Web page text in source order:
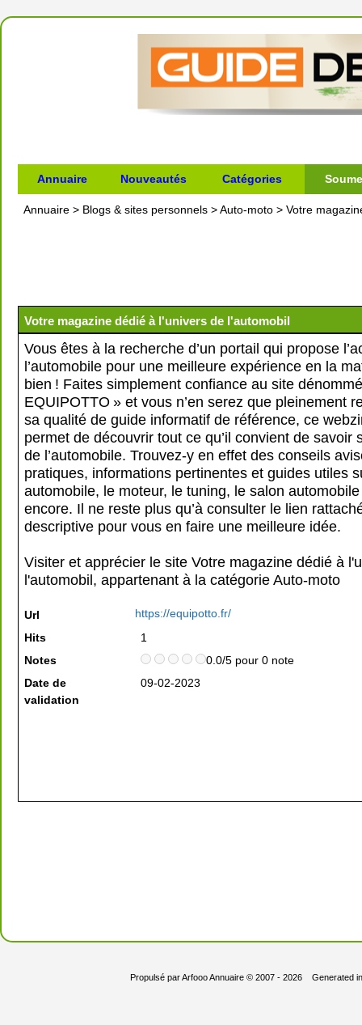
Annuaire Nouveautés Catégories
Annuaire > Blogs & sites personnels >Auto-moto > Votre
Votre magazine dédié à l'univers de l'automobil
Vous êtes à la recherche d’un portail qui propose
l’automobile pour une meilleure expérience en la
bien ! Faites simplement confiance au site
EQUIPOTTO » et vous n’en serez que pleinement
sa qualité de guide informatif de référence, ce
permet de découvrir tout ce qu’il convient de savoir
de l’automobile. Trouvez-y en effet des conseils
pratiques, informations pertinentes et guides utiles
automobile, le moteur, le tuning, le salon
encore. Il ne reste plus qu’à consulter le lien
descriptive pour vous en faire une meilleure idée.
Visiter et apprécier le site Votre magazine dédié à
l'automobil, appartenant à la catégorieAuto-moto
Url
https://equipotto.fr/
Hits
1
Notes
0.0/5 pour 0 note
Date de
validation
09-02-2023
Propulsé parArfooo Annuaire© 2007 - 2026 Generated